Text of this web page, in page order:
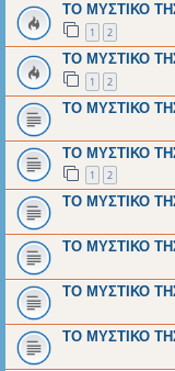
ΤΟ ΜΥΣΤΙΚΟ
1 2
ΤΟ ΜΥΣΤΙΚΟ
1 2
ΤΟ ΜΥΣΤΙΚΟ
ΤΟ ΜΥΣΤΙΚΟ
1 2
ΤΟ ΜΥΣΤΙΚΟ
ΤΟ ΜΥΣΤΙΚΟ
ΤΟ ΜΥΣΤΙΚΟ
ΤΟ ΜΥΣΤΙΚΟ